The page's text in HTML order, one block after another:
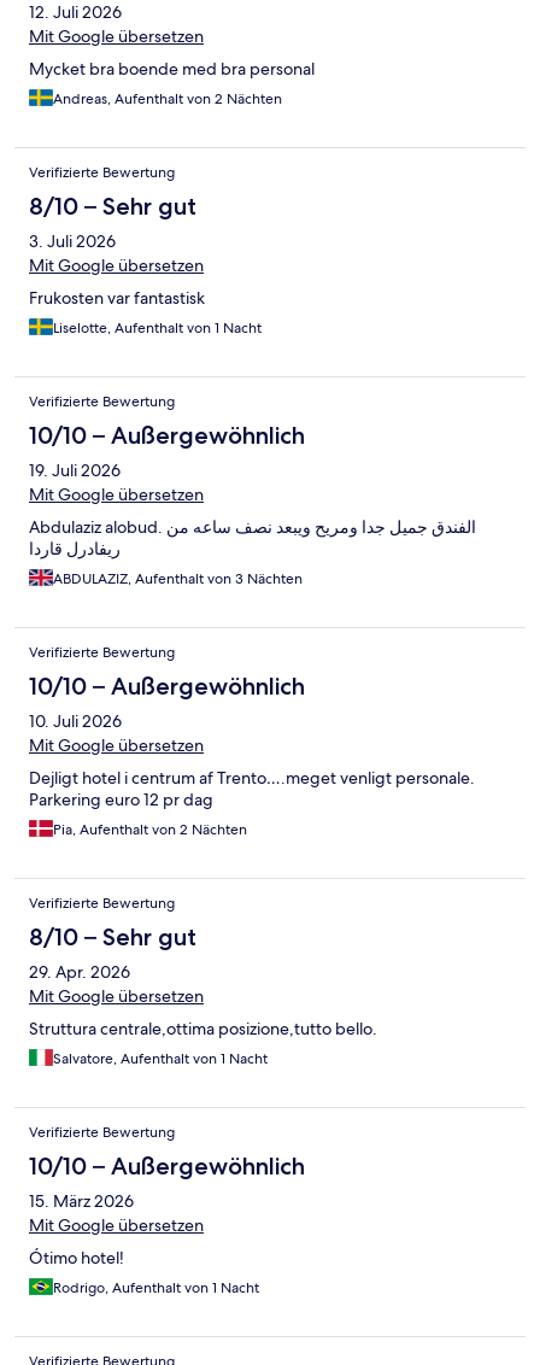
12. Juli 2026
Mit Google übersetzen
Mycket bra boende med bra personal
Andreas, Aufenthalt von 2 Nächten
Verifizierte Bewertung
8/10 – Sehr gut
3. Juli 2026
Mit Google übersetzen
Frukosten var fantastisk
Liselotte, Aufenthalt von 1 Nacht
Verifizierte Bewertung
10/10 – Außergewöhnlich
19. Juli 2026
Mit Google übersetzen
Abdulaziz alobud. الفندق جميل جدا ومريح ويبعد نصف ساعه من
ريفادرل قاردا
ABDULAZIZ, Aufenthalt von 3 Nächten
Verifizierte Bewertung
10/10 – Außergewöhnlich
10. Juli 2026
Mit Google übersetzen
Dejligt hotel i centrum af Trento….meget venligt personale.
Parkering euro 12 pr dag
Pia, Aufenthalt von 2 Nächten
Verifizierte Bewertung
8/10 – Sehr gut
29. Apr. 2026
Mit Google übersetzen
Struttura centrale,ottima posizione,tutto bello.
Salvatore, Aufenthalt von 1 Nacht
Verifizierte Bewertung
10/10 – Außergewöhnlich
15. März 2026
Mit Google übersetzen
Ótimo hotel!
Rodrigo, Aufenthalt von 1 Nacht